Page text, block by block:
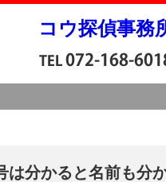
コウ探偵事務
は分かると名前も分